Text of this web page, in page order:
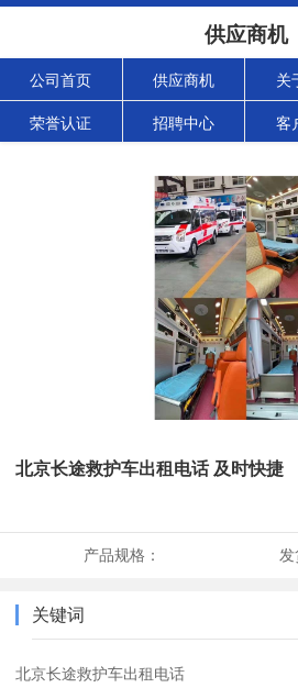
供应商机
公司首页 供应商机 关
荣誉认证 招聘中心 客
北京长途救护车出租电话 及时快捷
产品规格： 发
关键词
北京长途救护车出租电话